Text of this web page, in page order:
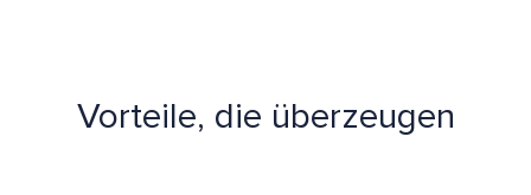
Vorteile, die überzeugen